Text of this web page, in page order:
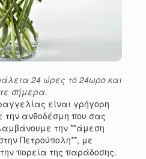
24 ώρες το 24ωρο και
σήμερα.
είναι γρήγορη
ανθοδέσμη που σας
την **άμεση
Πετρούπολη**, με
πορεία της παράδοσης.